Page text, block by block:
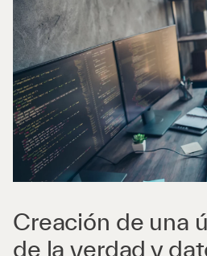
Creación de una
de la verdad y